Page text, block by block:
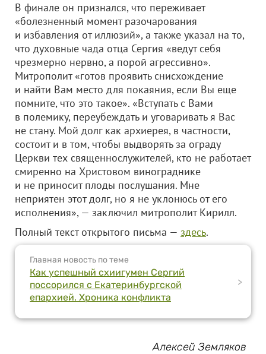
В финале он признался, что переживает
«болезненный момент разочарования
и избавления от иллюзий», а также указал на то,
что духовные чада отца Сергия «ведут себя
чрезмерно нервно, а порой агрессивно».
Митрополит «готов проявить снисхождение
и найти Вам место для покаяния, если Вы еще
помните, что это такое». «Вступать с Вами
в полемику, переубеждать и уговаривать я Вас
не стану. Мой долг как архиерея, в частности,
состоит и в том, чтобы выдворять за ограду
Церкви тех священнослужителей, кто не работает
смиренно на Христовом винограднике
и не приносит плоды послушания. Мне
неприятен этот долг, но я не уклонюсь от его
исполнения», — заключил митрополит Кирилл.
Полный текст открытого письма — здесь.
Главная новость по теме
Как успешный схиигумен Сергий
поссорился с Екатеринбургской
епархией. Хроника конфликта
>
Алексей Земляков